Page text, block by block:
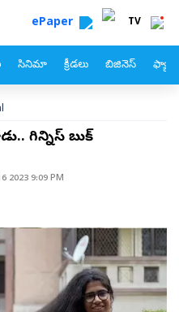
ePaper TV
సినిమా క్రీడలు బిజినెస్
గిన్నిస్‌ బుక్‌
2023 9:09 PM